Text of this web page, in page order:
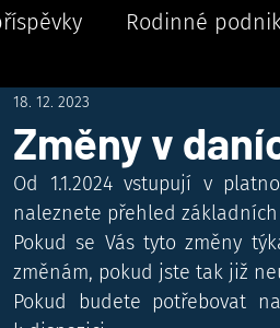
Rodinné
Změny v
18. 12. 2023
Od 1.1.2024 vstupují v
naleznete přehled základních
Pokud se Vás tyto změny
změnám, pokud jste tak již
Pokud budete potřebovat